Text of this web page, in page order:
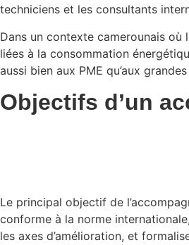
techniciens et les consultants
Dans un contexte camerounais
liées à la consommation
aussi bien aux PME qu’aux
Objectifs d’un
Le principal objectif de
conforme à la norme
les axes d’amélioration, et